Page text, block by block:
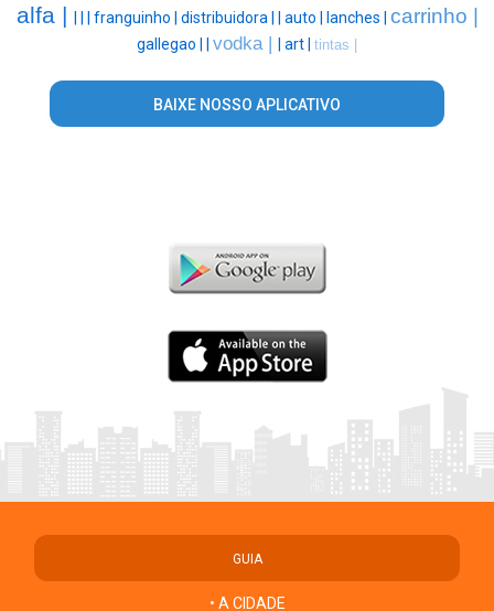
alfa | franguinho | distribuidora | auto | lanches | carrinho |
gallegao | vodka | art | tintas |
BAIXE NOSSO APLICATIVO
GUIA
• A CIDADE